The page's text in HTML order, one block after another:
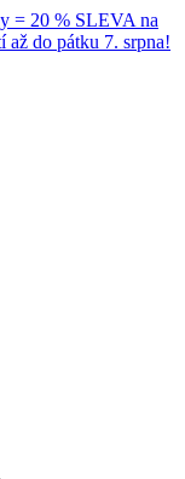
= 20 % SLEVA na
do pátku 7. srpna!